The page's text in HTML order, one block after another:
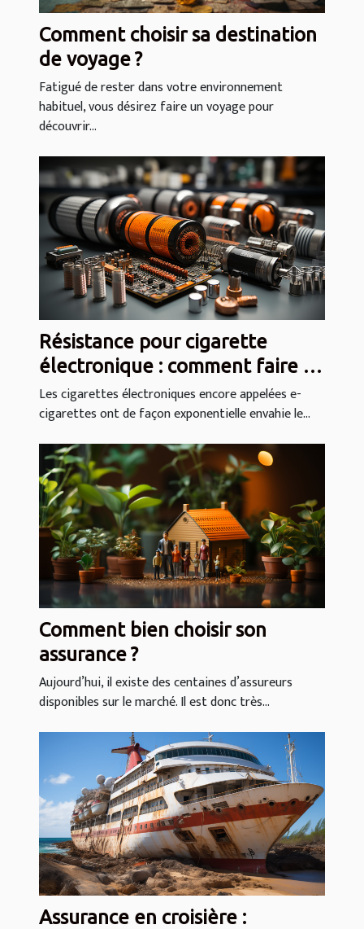
Comment choisir sa destination
de voyage ?
Fatigué de rester dans votre environnement
habituel, vous désirez faire un voyage pour
découvrir...
Résistance pour cigarette
électronique : comment faire le
meilleur choix ?
Les cigarettes électroniques encore appelées e-
cigarettes ont de façon exponentielle envahie le...
Comment bien choisir son
assurance ?
Aujourd’hui, il existe des centaines d’assureurs
disponibles sur le marché. Il est donc très...
Assurance en croisière :